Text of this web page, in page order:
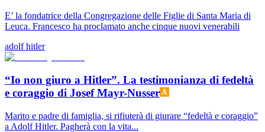
E’ la fondatrice della Congregazione delle Figlie di Santa Maria di
Leuca. Francesco ha proclamato anche cinque nuovi venerabili
adolf hitler
“Io non giuro a Hitler”. La testimonianza di fedeltà
e coraggio di Josef Mayr-Nusser
Marito e padre di famiglia, si rifiuterà di giurare “fedeltà e coraggio”
a Adolf Hitler. Pagherà con la vita...